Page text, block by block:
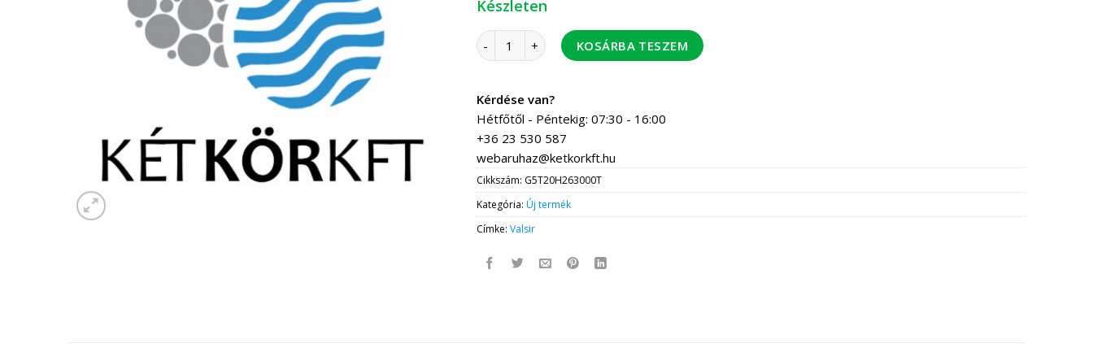
Készleten
Valsir TH könyök 26-26 5 db / csomag, 30 db / doboz mennyiség
KOSÁRBA TESZEM
Kérdése van?
Hétfőtől - Péntekig: 07:30 - 16:00
+36 23 530 587
webaruhaz@ketkorkft.hu
Cikkszám: G5T20H263000T
Kategória:Új termék
Címke:Valsir